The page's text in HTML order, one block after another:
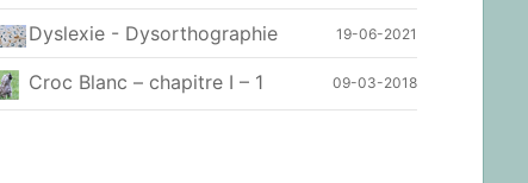
Dyslexie - Dysorthographie 19-06-2021
Croc Blanc – chapitre I – 1 09-03-2018